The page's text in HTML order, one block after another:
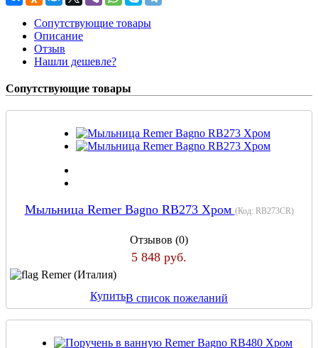
Сопутствующие товары
Описание
Отзыв
Нашли дешевле?
Сопутствующие товары
Мыльница Remer Bagno RB273 Хром (Код: RB273CR)
Отзывов (0)
5 848 руб.
Remer (Италия)
КупитьВ список пожеланий